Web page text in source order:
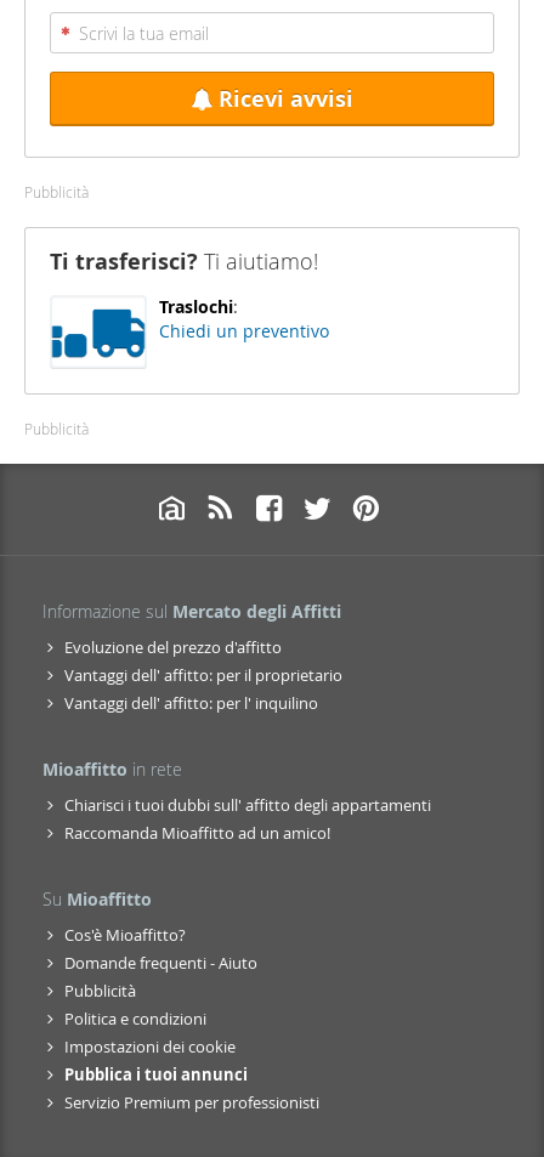
Ricevi avvisi
Pubblicità
Ti trasferisci? Ti aiutiamo!
Traslochi:
Chiedi un preventivo
Pubblicità
Informazione sul Mercato degli Affitti
Evoluzione del prezzo d'affitto
Vantaggi dell' affitto: per il proprietario
Vantaggi dell' affitto: per l' inquilino
Mioaffitto in rete
Chiarisci i tuoi dubbi sull' affitto degli appartamenti
Raccomanda Mioaffitto ad un amico!
Su Mioaffitto
Cos'è Mioaffitto?
Domande frequenti - Aiuto
Pubblicità
Politica e condizioni
Impostazioni dei cookie
Pubblica i tuoi annunci
Servizio Premium per professionisti